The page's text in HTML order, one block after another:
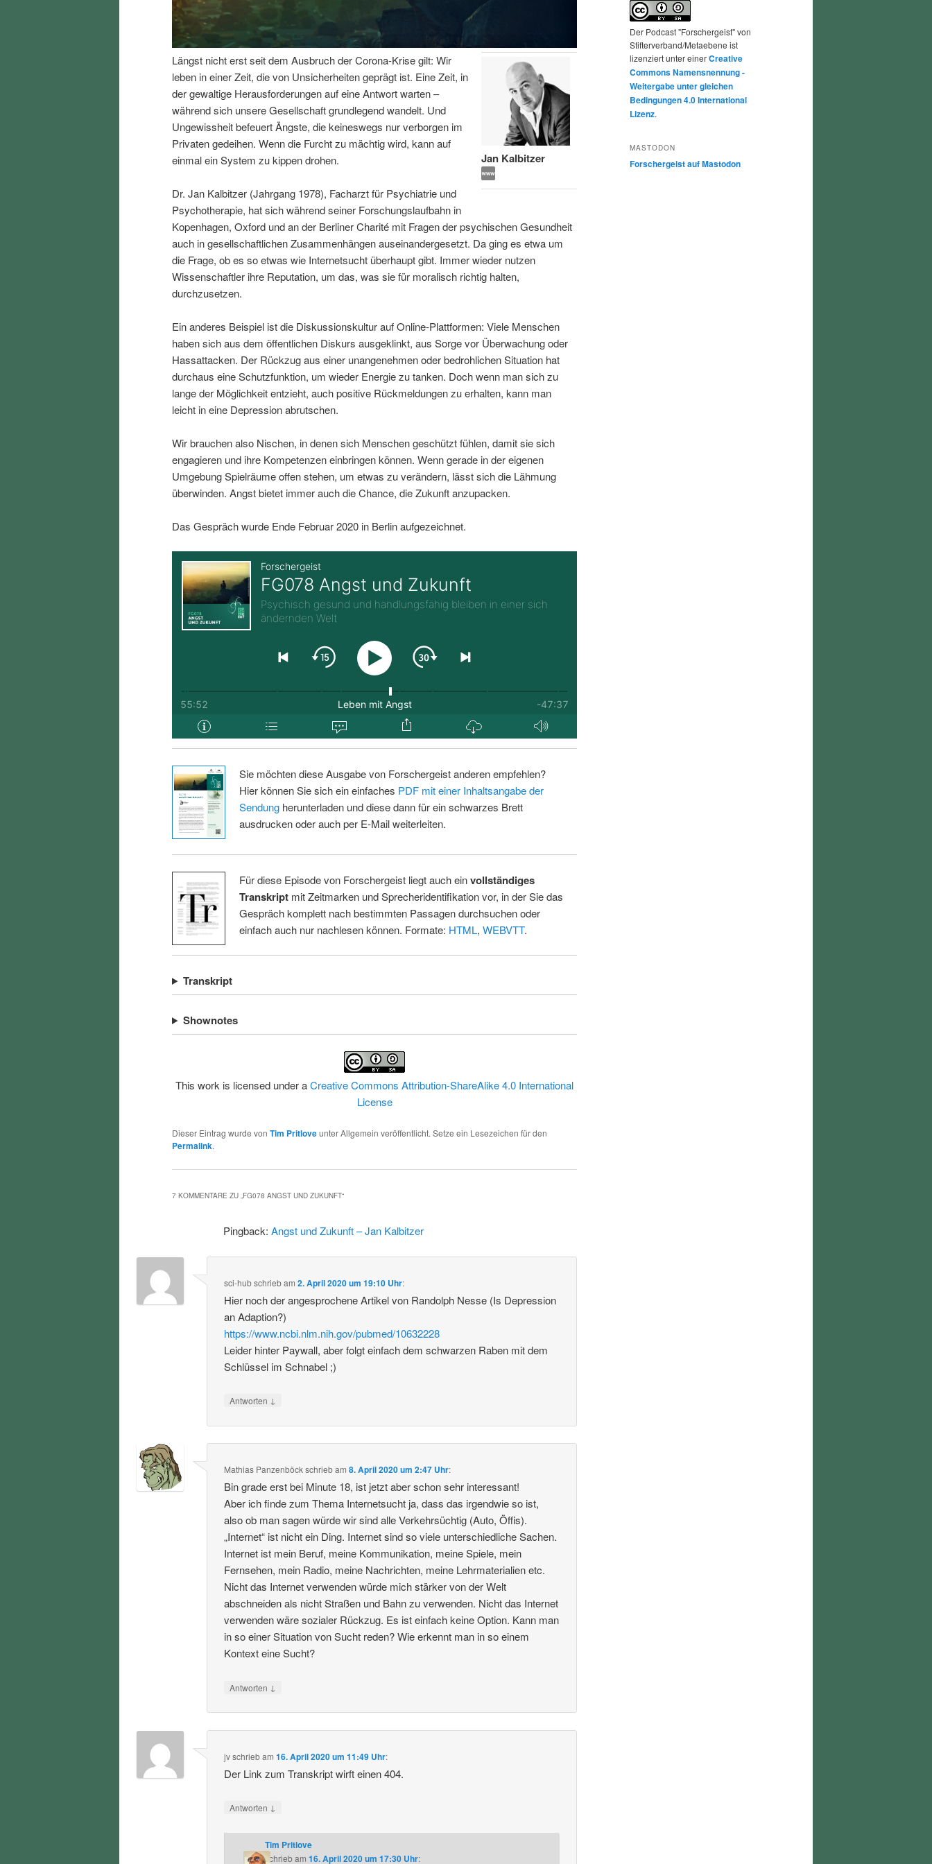
I
s
p
r
i
n
g
n
e
l
t
s
p
r
i
g
e
n
Jan Kalbitzer
Längst nicht erst seit dem Ausbruch der Corona-Krise gilt: Wir
leben in einer Zeit, die von Unsicherheiten geprägt ist. Eine Zeit, in
der gewaltige Herausforderungen auf eine Antwort warten –
während sich unsere Gesellschaft grundlegend wandelt. Und
Ungewissheit befeuert Ängste, die keineswegs nur verborgen im
Privaten gedeihen. Wenn die Furcht zu mächtig wird, kann auf
einmal ein System zu kippen drohen.
Dr. Jan Kalbitzer (Jahrgang 1978), Facharzt für Psychiatrie und
Psychotherapie, hat sich während seiner Forschungslaufbahn in
Kopenhagen, Oxford und an der Berliner Charité mit Fragen der psychischen Gesundheit
auch in gesellschaftlichen Zusammenhängen auseinandergesetzt. Da ging es etwa um
die Frage, ob es so etwas wie Internetsucht überhaupt gibt. Immer wieder nutzen
Wissenschaftler ihre Reputation, um das, was sie für moralisch richtig halten,
durchzusetzen.
Ein anderes Beispiel ist die Diskussionskultur auf Online-Plattformen: Viele Menschen
haben sich aus dem öffentlichen Diskurs ausgeklinkt, aus Sorge vor Überwachung oder
Hassattacken. Der Rückzug aus einer unangenehmen oder bedrohlichen Situation hat
durchaus eine Schutzfunktion, um wieder Energie zu tanken. Doch wenn man sich zu
lange der Möglichkeit entzieht, auch positive Rückmeldungen zu erhalten, kann man
leicht in eine Depression abrutschen.
Wir brauchen also Nischen, in denen sich Menschen geschützt fühlen, damit sie sich
engagieren und ihre Kompetenzen einbringen können. Wenn gerade in der eigenen
Umgebung Spielräume offen stehen, um etwas zu verändern, lässt sich die Lähmung
überwinden. Angst bietet immer auch die Chance, die Zukunft anzupacken.
Das Gespräch wurde Ende Februar 2020 in Berlin aufgezeichnet.
Sie möchten diese Ausgabe von Forschergeist anderen empfehlen?
Hier können Sie sich ein einfaches PDF mit einer Inhaltsangabe der
Sendungherunterladen und diese dann für ein schwarzes Brett
ausdrucken oder auch per E-Mail weiterleiten.
Für diese Episode von Forschergeist liegt auch einvollständiges
Transkriptmit Zeitmarken und Sprecheridentifikation vor, in der Sie das
Gespräch komplett nach bestimmten Passagen durchsuchen oder
einfach auch nur nachlesen können. Formate: HTML, WEBVTT.
Transkript
Shownotes
This work is licensed under aCreative Commons Attribution-ShareAlike 4.0 International
License
Dieser Eintrag wurde von Tim Pritloveunter Allgemein veröffentlicht. Setze ein Lesezeichen für den
Permalink.
7 KOMMENTARE ZU „FG078 ANGST UND ZUKUNFT“
Pingback:Angst und Zukunft – Jan Kalbitzer
sci-hubschriebam2. April 2020 um 19:10 Uhr:
Hier noch der angesprochene Artikel von Randolph Nesse (Is Depression
an Adaption?)
https://www.ncbi.nlm.nih.gov/pubmed/10632228
Leider hinter Paywall, aber folgt einfach dem schwarzen Raben mit dem
Schlüssel im Schnabel ;)
Antworten ↓
Mathias Panzenböckschriebam8. April 2020 um 2:47 Uhr:
Bin grade erst bei Minute 18, ist jetzt aber schon sehr interessant!
Aber ich finde zum Thema Internetsucht ja, dass das irgendwie so ist,
also ob man sagen würde wir sind alle Verkehrsüchtig (Auto, Öffis).
„Internet“ ist nicht ein Ding. Internet sind so viele unterschiedliche Sachen.
Internet ist mein Beruf, meine Kommunikation, meine Spiele, mein
Fernsehen, mein Radio, meine Nachrichten, meine Lehrmaterialien etc.
Nicht das Internet verwenden würde mich stärker von der Welt
abschneiden als nicht Straßen und Bahn zu verwenden. Nicht das Internet
verwenden wäre sozialer Rückzug. Es ist einfach keine Option. Kann man
in so einer Situation von Sucht reden? Wie erkennt man in so einem
Kontext eine Sucht?
Antworten ↓
jvschriebam16. April 2020 um 11:49 Uhr:
Der Link zum Transkript wirft einen 404.
Antworten ↓
Tim Pritlove
schriebam 16. April 2020 um 17:30 Uhr:
Der Podcast "Forschergeist" von
Stifterverband/Metaebene ist
lizenziert unter einerCreative
Commons Namensnennung -
Weitergabe unter gleichen
Bedingungen 4.0 International
Lizenz.
MASTODON
Forschergeist auf Mastodon